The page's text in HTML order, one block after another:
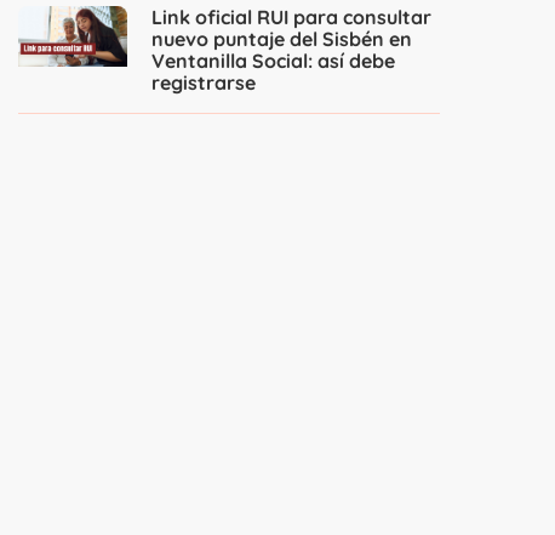
Link oficial RUI para consultar
nuevo puntaje del Sisbén en
Ventanilla Social: así debe
registrarse